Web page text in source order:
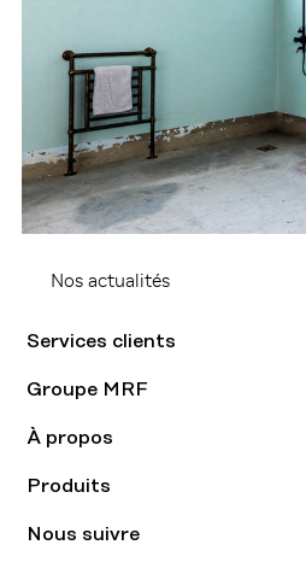
Nos actualités
Services clients
Groupe MRF
À propos
Produits
Nous suivre